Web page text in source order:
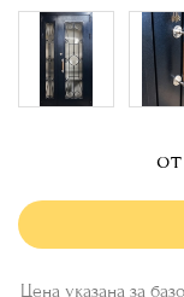
от
Цена указана за